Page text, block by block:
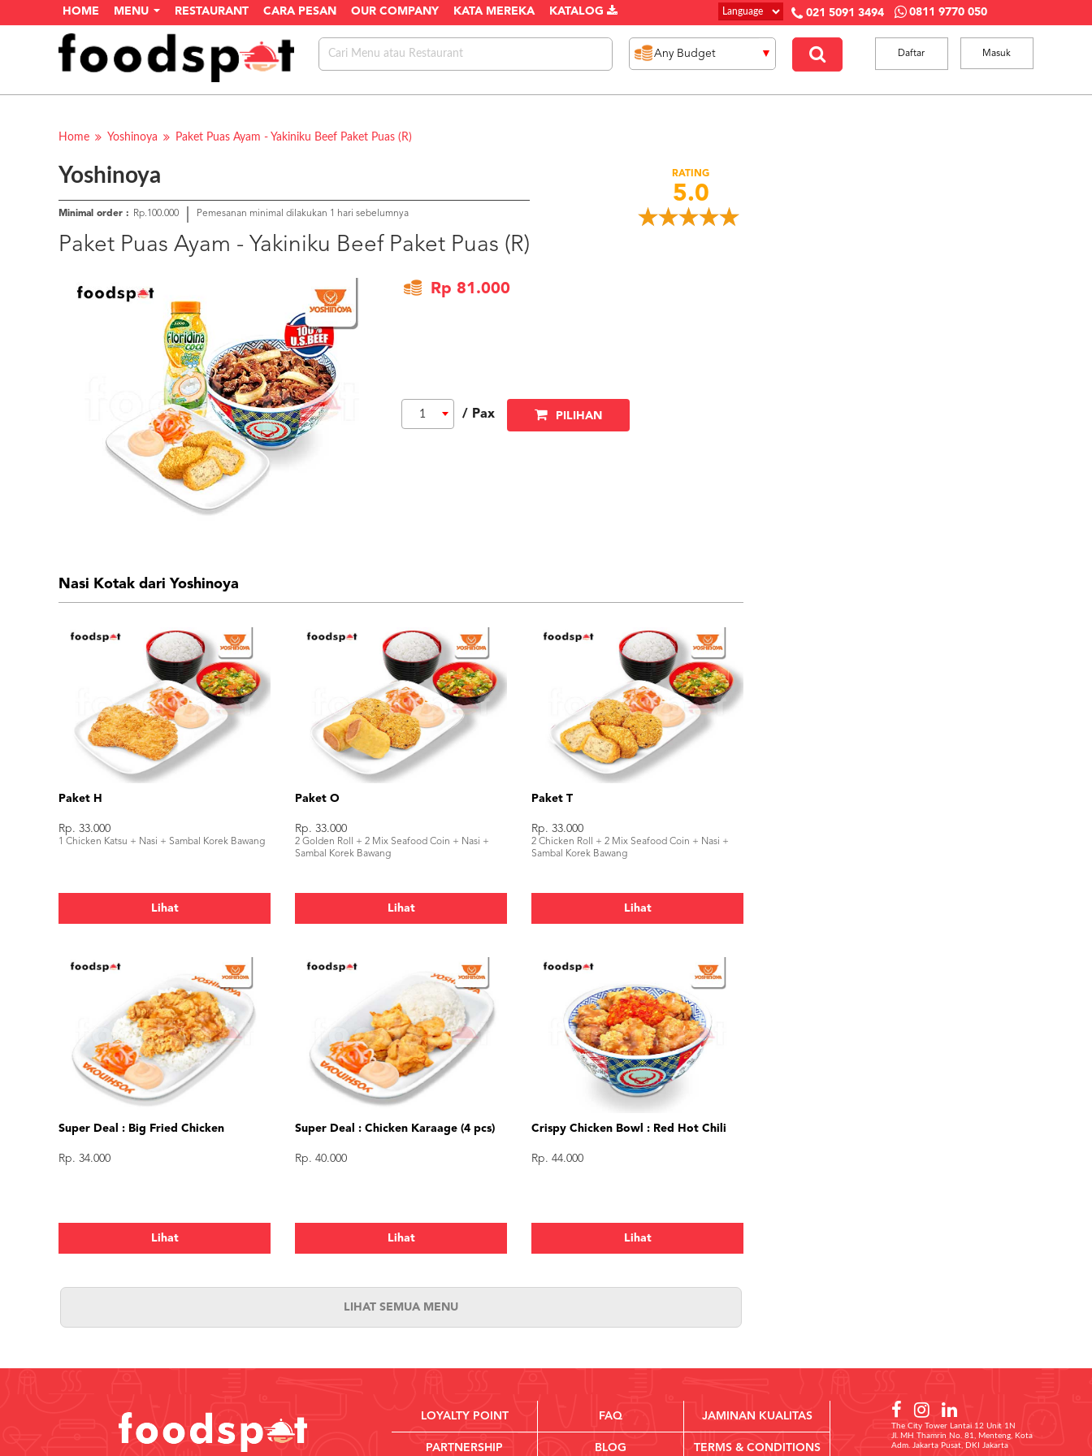
HOME MENU RESTAURANT CARA PESAN OUR COMPANY KATA MEREKA KATALOG 021 5091 3494 0811 9770 050
Masuk
Daftar
Home Yoshinoya Paket Puas Ayam - Yakiniku Beef Paket Puas (R)
Yoshinoya
Minimal order : Rp.100.000 Pemesanan minimal dilakukan 1 hari sebelumnya
Paket Puas Ayam - Yakiniku Beef Paket Puas (R)
RATING
5.0
Rp 81.000
1 / Pax PILIHAN
Nasi Kotak dari Yoshinoya
Paket H
Rp. 33.000
1 Chicken Katsu + Nasi + Sambal Korek Bawang
Lihat
Paket O
Rp. 33.000
2 Golden Roll + 2 Mix Seafood Coin + Nasi +
Sambal Korek Bawang
Lihat
Paket T
Rp. 33.000
2 Chicken Roll + 2 Mix Seafood Coin + Nasi +
Sambal Korek Bawang
Lihat
Super Deal : Big Fried Chicken
Rp. 34.000
Lihat
Super Deal : Chicken Karaage (4 pcs)
Rp. 40.000
Lihat
Crispy Chicken Bowl : Red Hot Chili
Rp. 44.000
Lihat
LIHAT SEMUA MENU
LOYALTY POINT FAQ JAMINAN KUALITAS
PARTNERSHIP BLOG TERMS & CONDITIONS
The City Tower Lantai 12 Unit 1N
Jl. MH Thamrin No. 81, Menteng, Kota
Adm. Jakarta Pusat, DKI Jakarta